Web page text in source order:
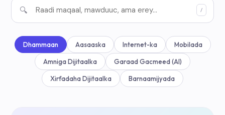
🔍 /
Dhammaan Aasaaska Internet-ka Mobilada
Amniga Dijitaalka Garaad Gacmeed (AI)
Xirfadaha Dijitaalka Barnaamijyada